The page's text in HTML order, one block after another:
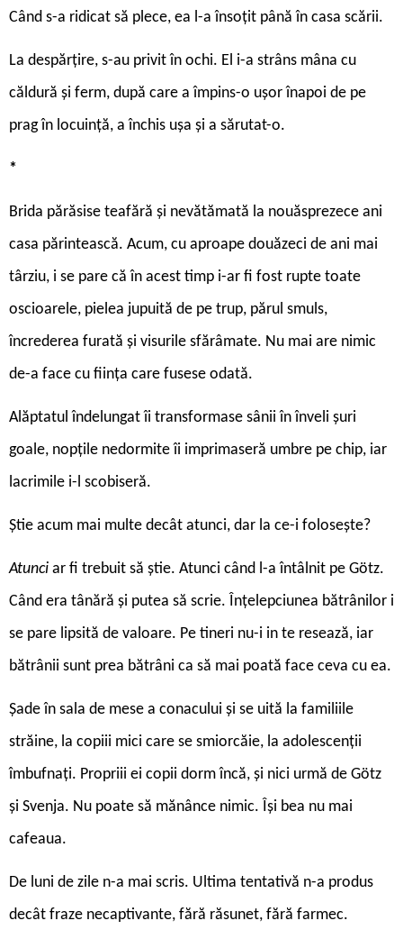
Când s-a ridicat să plece, ea l-a însoțit până în casa scării.
La despărțire, s-au privit în ochi. El i-a strâns mâna cu
căldură și ferm, după care a împins-o ușor înapoi de pe
prag în locuință, a închis ușa și a sărutat-o.
*
Brida părăsise teafără și nevătămată la nouăsprezece ani
casa părintească. Acum, cu aproape douăzeci de ani mai
târziu, i se pare că în acest timp i-ar fi fost rupte toate
oscioarele, pielea jupuită de pe trup, părul smuls,
încrederea furată și visurile sfărâmate. Nu mai are nimic
de-a face cu ființa care fusese odată.
Alăptatul îndelungat îi transformase sânii în înveli șuri
goale, nopțile nedormite îi imprimaseră umbre pe chip, iar
lacrimile i-l scobiseră.
Știe acum mai multe decât atunci, dar la ce-i folosește?
Atunci ar fi trebuit să știe. Atunci când l-a întâlnit pe Götz.
Când era tânără și putea să scrie. Înțelepciunea bătrânilor i
se pare lipsită de valoare. Pe tineri nu-i in te resează, iar
bătrânii sunt prea bătrâni ca să mai poată face ceva cu ea.
Șade în sala de mese a conacului și se uită la familiile
străine, la copiii mici care se smiorcăie, la adolescenții
îmbufnați. Propriii ei copii dorm încă, și nici urmă de Götz
și Svenja. Nu poate să mănânce nimic. Își bea nu mai
cafeaua.
De luni de zile n-a mai scris. Ultima tentativă n-a produs
decât fraze necaptivante, fără răsunet, fără farmec.